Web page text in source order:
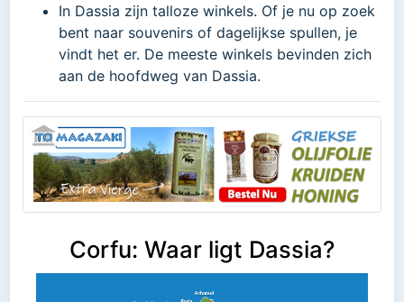
In Dassia zijn talloze winkels. Of je nu op zoek
bent naar souvenirs of dagelijkse spullen, je
vindt het er. De meeste winkels bevinden zich
aan de hoofdweg van Dassia.
Corfu: Waar ligt Dassia?